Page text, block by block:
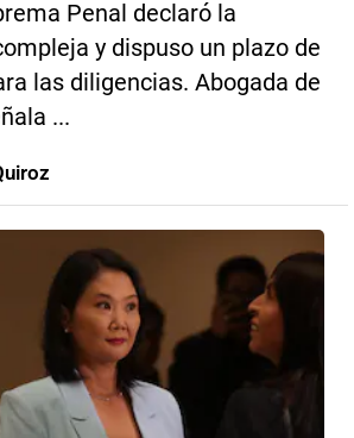
Penal declaró la
y dispuso un plazo de
las diligencias. Abogada de
...